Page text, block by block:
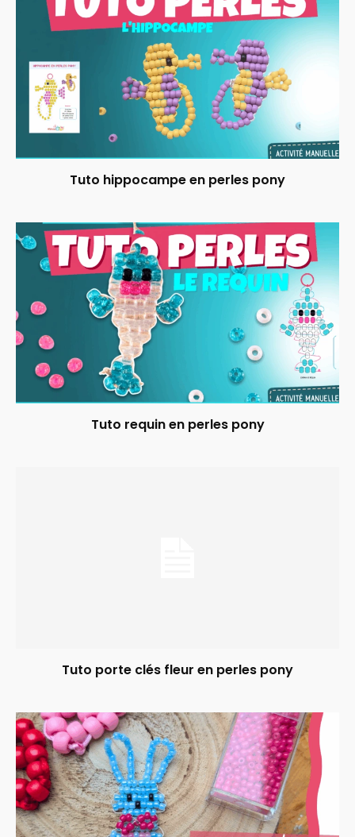
Tuto hippocampe en perles pony
Tuto requin en perles pony
Tuto porte clés fleur en perles pony